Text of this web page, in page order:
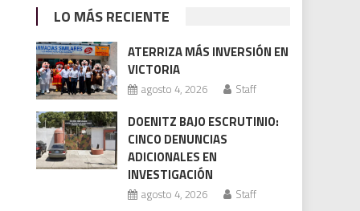
LO MÁS RECIENTE
ATERRIZA MÁS INVERSIÓN EN
VICTORIA
agosto 4, 2026 Staff
DOENITZ BAJO ESCRUTINIO:
CINCO DENUNCIAS
ADICIONALES EN
INVESTIGACIÓN
agosto 4, 2026 Staff